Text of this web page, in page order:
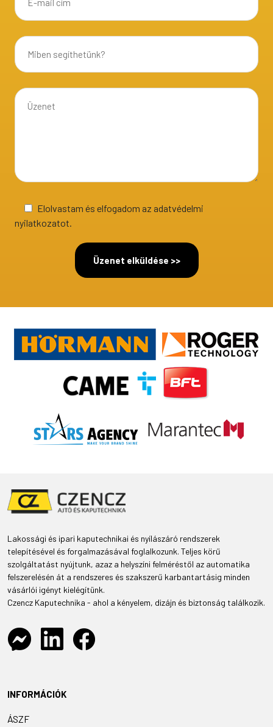
Elolvastam és elfogadom az adatvédelmi
nyilatkozatot.
Lakossági és ipari kaputechnikai és nyílászáró rendszerek
telepítésével és forgalmazásával foglalkozunk. Teljes körű
szolgáltatást nyújtunk, azaz a helyszíni felméréstől az automatika
felszerelésén át a rendszeres és szakszerű karbantartásig minden
vásárlói igényt kielégítünk.
Czencz Kaputechnika - ahol a kényelem, dizájn és biztonság találkozik.
INFORMÁCIÓK
ÁSZF